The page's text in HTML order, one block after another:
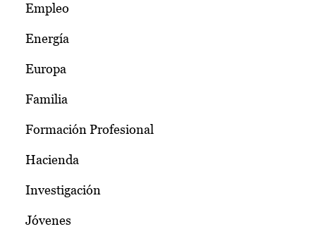
Empleo
Energía
Europa
Familia
Formación Profesional
Hacienda
Investigación
Jóvenes